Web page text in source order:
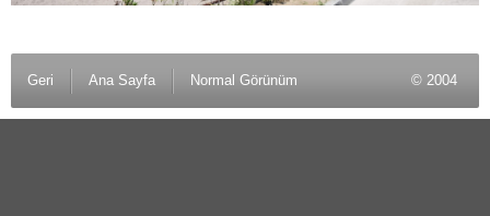
Geri Ana Sayfa Normal Görünüm © 2004